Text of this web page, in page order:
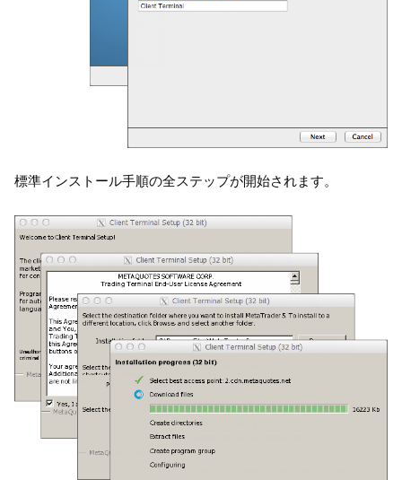
標準インストール手順の全ステップが開始されます。